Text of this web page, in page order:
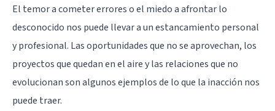
El temor a cometer errores o el miedo a afrontar lo
desconocido nos puede llevar a un estancamiento personal
y profesional. Las oportunidades que no se aprovechan, los
proyectos que quedan en el aire y las relaciones que no
evolucionan son algunos ejemplos de lo que la inacción nos
puede traer.